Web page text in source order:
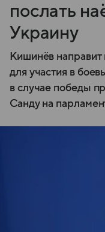
послать
Украину
Кишинёв
для участия в
в случае победы
Санду на